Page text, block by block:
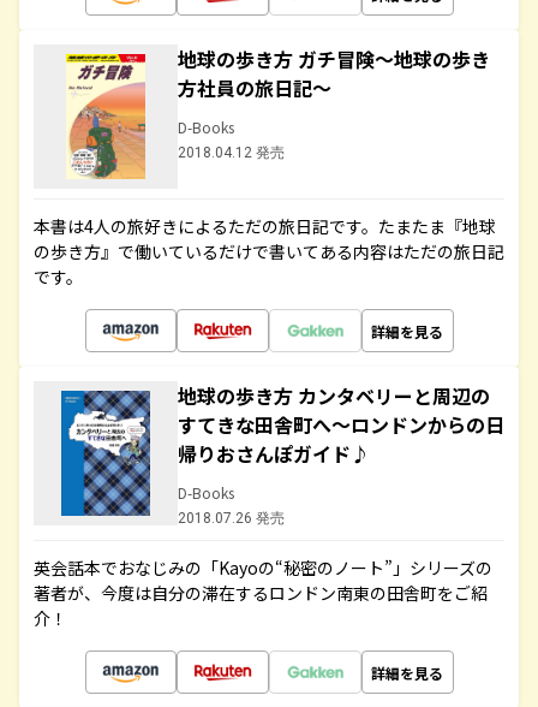
地球の歩き方 ガチ冒険～地球の歩き
方社員の旅日記～
D-Books
2018.04.12 発売
本書は4人の旅好きによるただの旅日記です。たまたま『地球
の歩き方』で働いているだけで書いてある内容はただの旅日記
です。
詳細を見る
地球の歩き方 カンタベリーと周辺の
すてきな田舎町へ～ロンドンからの日
帰りおさんぽガイド♪
D-Books
2018.07.26 発売
英会話本でおなじみの「Kayoの“秘密のノート”」シリーズの
著者が、今度は自分の滞在するロンドン南東の田舎町をご紹
介！
詳細を見る